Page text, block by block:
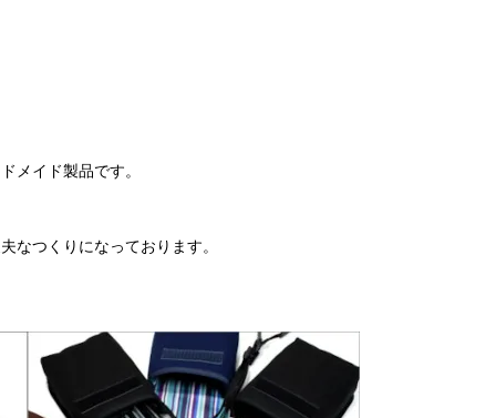
メイド製品です。
なつくりになっております。